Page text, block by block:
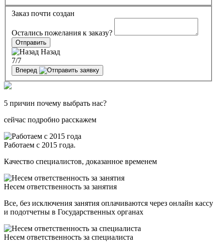
Заказ почти создан
Остались пожелания к заказу?
Отправить
Назад
7/7
Вперед
5 причин почему выбрать нас?
сейчас подробно расскажем
Работаем с 2015 года.
Качество специалистов, доказанное временем
Несем ответственность за занятия
Все, без исключения занятия оплачиваются через онлайн кассу
и подотчетны в Государственных органах
Несем ответственность за специалиста